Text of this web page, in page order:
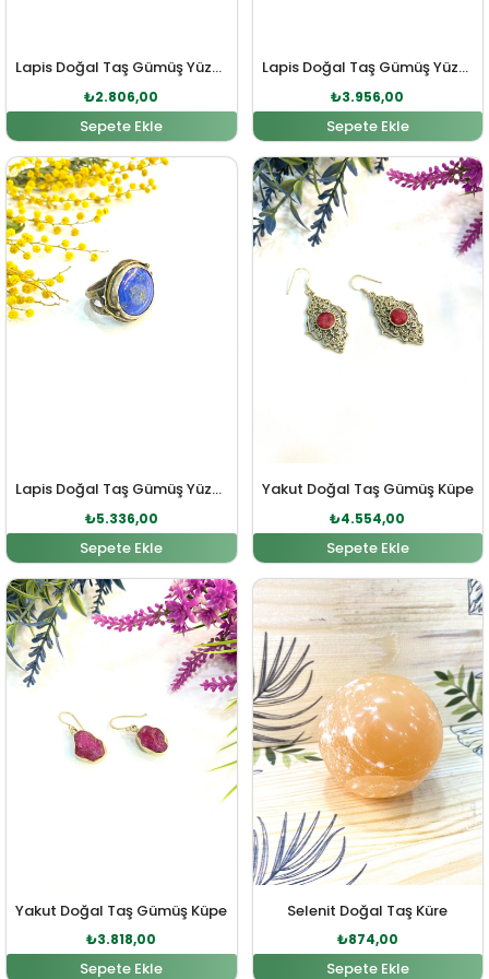
Lapis Doğal Taş Gümüş Yüzük
₺2.806,00
Sepete Ekle
Lapis Doğal Taş Gümüş Yüzük
₺3.956,00
Sepete Ekle
Lapis Doğal Taş Gümüş Yüzük
Orijinal fiyat: ₺5.870,00.
₺5.336,00
Şu andaki fiyat: ₺5.336,00.
Sepete Ekle
Yakut Doğal Taş Gümüş Küpe
Orijinal fiyat:
₺4.554,00
Şu andaki
Sepete Ekle
Yakut Doğal Taş Gümüş Küpe
Orijinal fiyat: ₺4.200,00.
₺3.818,00
Şu andaki fiyat: ₺3.818,00.
Sepete Ekle
Selenit Doğal Taş Küre
Orijinal fiyat: ₺961,00.
₺874,00
Şu andaki
Sepete Ekle